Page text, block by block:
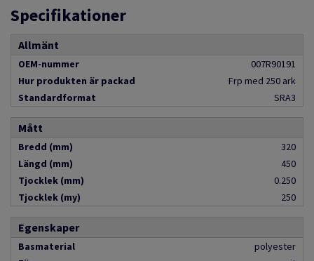
Specifikationer
Allmänt
OEM-nummer
007R90191
Hur produkten är packad
Frp med 250 ark
Standardformat
SRA3
Mått
Bredd (mm)
320
Längd (mm)
450
Tjocklek (mm)
0.250
Tjocklek (my)
250
Egenskaper
Basmaterial
polyester